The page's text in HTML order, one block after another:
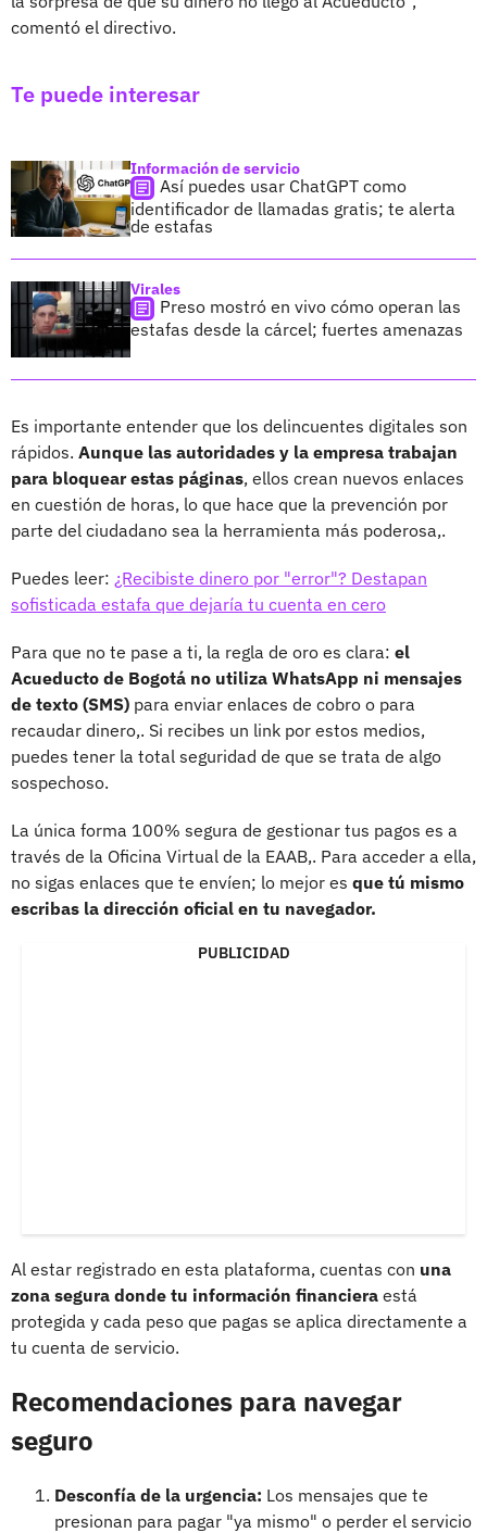
comentó el directivo.
Te puede interesar
Información de servicio
Así puedes usar ChatGPT como
identificador de llamadas gratis; te alerta
de estafas
Virales
Preso mostró en vivo cómo operan las
estafas desde la cárcel; fuertes amenazas
Es importante entender que los delincuentes digitales son
rápidos. Aunque las autoridades y la empresa trabajan
para bloquear estas páginas, ellos crean nuevos enlaces
en cuestión de horas, lo que hace que la prevención por
parte del ciudadano sea la herramienta más poderosa,.
Puedes leer: ¿Recibiste dinero por "error"? Destapan
sofisticada estafa que dejaría tu cuenta en cero
Para que no te pase a ti, la regla de oro es clara: el
Acueducto de Bogotá no utiliza WhatsApp ni mensajes
de texto (SMS) para enviar enlaces de cobro o para
recaudar dinero,. Si recibes un link por estos medios,
puedes tener la total seguridad de que se trata de algo
sospechoso.
La única forma 100% segura de gestionar tus pagos es a
través de la Oficina Virtual de la EAAB,. Para acceder a ella,
no sigas enlaces que te envíen; lo mejor es que tú mismo
escribas la dirección oficial en tu navegador.
PUBLICIDAD
Al estar registrado en esta plataforma, cuentas con una
zona segura donde tu información financiera está
protegida y cada peso que pagas se aplica directamente a
tu cuenta de servicio.
Recomendaciones para navegar
seguro
Desconfía de la urgencia: Los mensajes que te
presionan para pagar "ya mismo" o perder el servicio